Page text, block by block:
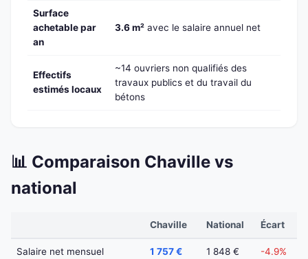
Surface
achetable par
an
3.6 m² avec le salaire annuel net
Effectifs
estimés locaux
~14 ouvriers non qualifiés des
travaux publics et du travail du
bétons
📊 Comparaison Chaville vs
national
Chaville National Écart
Salaire net mensuel 1 757 € 1 848 € -4.9%